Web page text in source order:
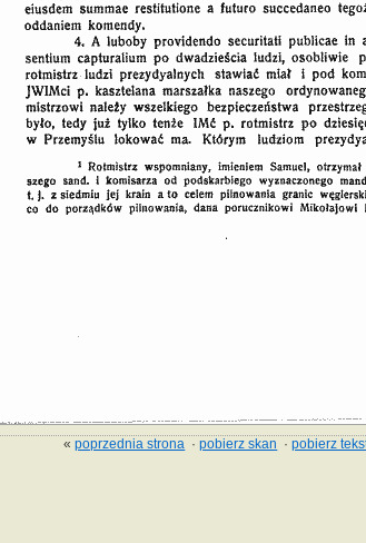
«poprzednia strona ·pobierz skan ·pobierz